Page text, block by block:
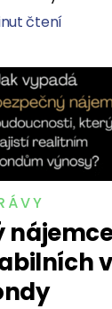
čtení